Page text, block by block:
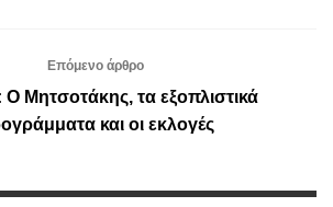
Επόμενο άρθρο
Μητσοτάκης, τα εξοπλιστικά
και οι εκλογές